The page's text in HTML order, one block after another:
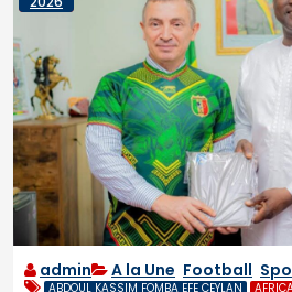
admin A la Une Football
ABDOUL KASSIM FOMBA EFE CEYLAN